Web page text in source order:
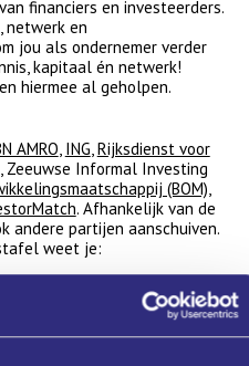
financiers en investeerders.
netwerk en
jou als ondernemer verder
kapitaal én netwerk!
hiermee al geholpen.
AMRO ING Rijksdienst voor
, Zeeuwse Informal Investing
(BOM)
. Afhankelijk van de
andere partijen aanschuiven.
weet je:
voor jou kunnen betekenen
jou hebben
van de financiers jouw